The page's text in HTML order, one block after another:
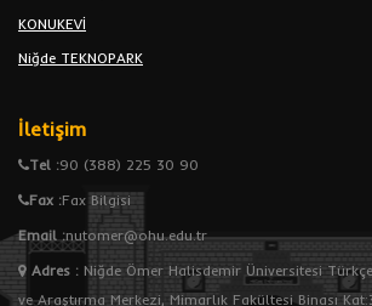
KONUKEVİ
Niğde TEKNOPARK
İletişim
Tel :90 (388) 225 30 90
Fax :Fax Bilgisi
Email :nutomer@ohu.edu.tr
Adres : Niğde Ömer Halisdemir Üniversitesi
ve Araştırma Merkezi, Mimarlık Fakültesi Binası